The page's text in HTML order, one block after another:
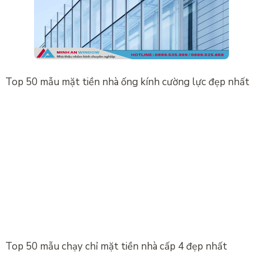
Top 50 mẫu mặt tiền nhà ống kính cường lực đẹp nhất
Top 50 mẫu chạy chỉ mặt tiền nhà cấp 4 đẹp nhất